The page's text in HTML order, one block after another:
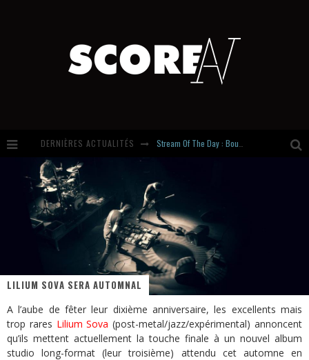
DERNIÈRES ACTUALITÉS
LILIUM SOVA SERA AUTOMNAL
A l’aube de fêter leur dixième anniversaire, les excellents mais
trop rares Lilium Sova (post-metal/jazz/expérimental) annoncent
qu’ils mettent actuellement la touche finale à un nouvel album
studio long-format (leur troisième) attendu cet automne en